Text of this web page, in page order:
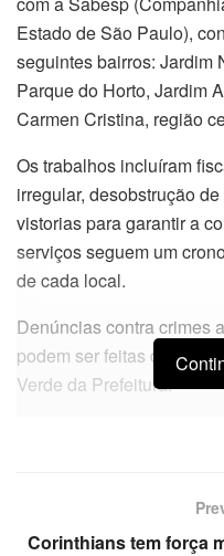
Estado de São Paulo),
seguintes bairros: Jardim
Parque do Horto, Jardim
Carmen Cristina, região
Os trabalhos incluíram
irregular, desobstrução
vistorias para garantir a
serviços seguem um
de cada local.
Denúncias contra crimes
podem ser feitas de
Verde da Prefeitura.
Corinthians tem força